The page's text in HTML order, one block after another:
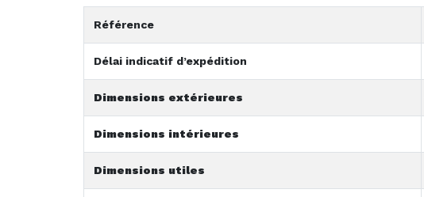
Référence
Délai indicatif d’expédition
Dimensions extérieures
Dimensions intérieures
Dimensions utiles